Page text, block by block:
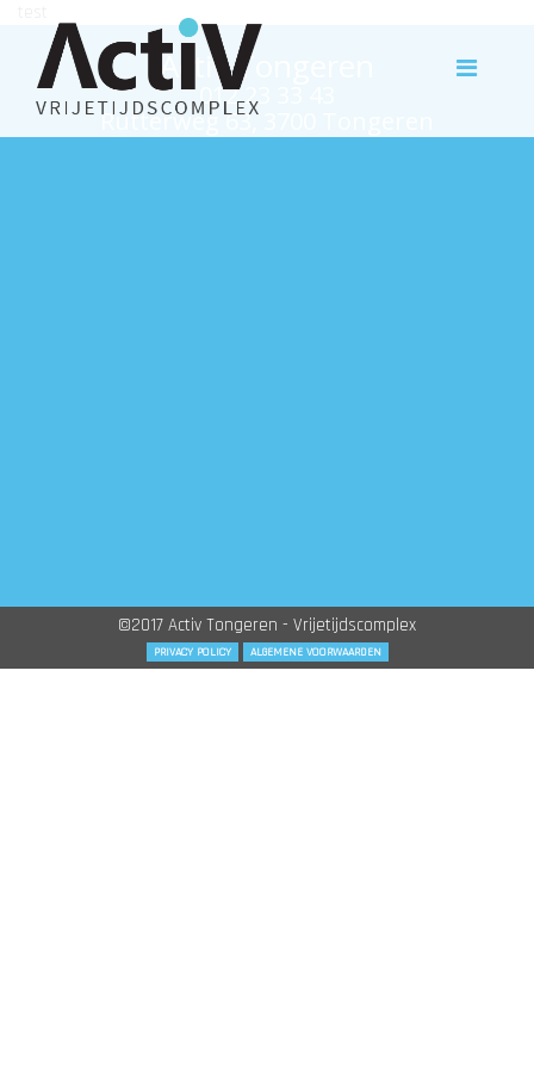
Activ Tongeren
012 23 33 43
Rutterweg 63, 3700 Tongeren
©2017 Activ Tongeren - Vrijetijdscomplex
PRIVACY POLICY ALGEMENE VOORWAARDEN